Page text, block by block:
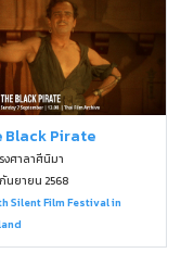
Black Pirate
งศาลาศีนิมา
นยายน 2568
Silent Film Festival in